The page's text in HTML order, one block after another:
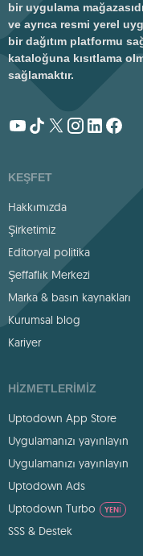
bir uygulama
ve ayrıca resmi yerel
bir dağıtım platformu
kataloğuna kısıtlama
sağlamaktır.
KEŞFET
Hakkımızda
Şirketimiz
Editoryal politika
Şeffaflık Merkezi
Marka & basın kaynakları
Kurumsal blog
Kariyer
HIZMETLERIMIZ
Uptodown App Store
Uygulamanızı yayınlayın
Uygulamanızı yayınlayın
Uptodown Ads
Uptodown Turbo
YENI
SSS & Destek